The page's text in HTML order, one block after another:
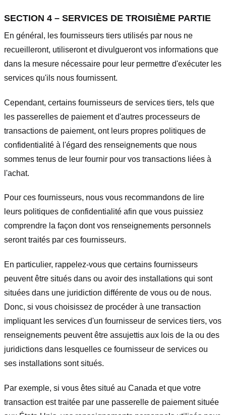
SECTION 4 – SERVICES DE TROISIÈME PARTIE
En général, les fournisseurs tiers utilisés par nous ne
recueilleront, utiliseront et divulgueront vos informations que
dans la mesure nécessaire pour leur permettre d'exécuter les
services qu'ils nous fournissent.
Cependant, certains fournisseurs de services tiers, tels que
les passerelles de paiement et d'autres processeurs de
transactions de paiement, ont leurs propres politiques de
confidentialité à l'égard des renseignements que nous
sommes tenus de leur fournir pour vos transactions liées à
l'achat.
Pour ces fournisseurs, nous vous recommandons de lire
leurs politiques de confidentialité afin que vous puissiez
comprendre la façon dont vos renseignements personnels
seront traités par ces fournisseurs.
En particulier, rappelez-vous que certains fournisseurs
peuvent être situés dans ou avoir des installations qui sont
situées dans une juridiction différente de vous ou de nous.
Donc, si vous choisissez de procéder à une transaction
impliquant les services d'un fournisseur de services tiers, vos
renseignements peuvent être assujettis aux lois de la ou des
juridictions dans lesquelles ce fournisseur de services ou
ses installations sont situés.
Par exemple, si vous êtes situé au Canada et que votre
transaction est traitée par une passerelle de paiement située